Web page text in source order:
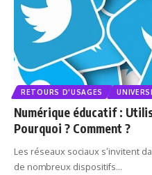
RETOURS D'USAGES
Numérique éducatif :
Pourquoi ? Comment ?
Les réseaux sociaux s’invitent
de nombreux dispositifs…